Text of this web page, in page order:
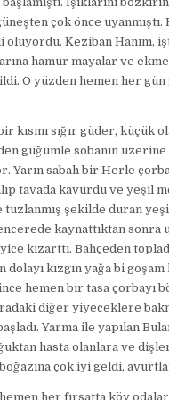
çok önce uyanmıştı.
Keziban Hanım,
hamur mayalar ve
O yüzden hemen her gün
kısmı sığır güder, küçük
güğümle sobanın
Yarın sabah bir Herle
tavada kavurdu ve yeşil
tuzlanmış şekilde duran
kaynattıktan sonra
kızarttı. Bahçeden
dolayı kızgın yağa bi
hemen bir tasa çorbayı
diğer yiyeceklere
Yarma ile yapılan
hasta olanlara ve
çok iyi geldi,
her fırsatta köy